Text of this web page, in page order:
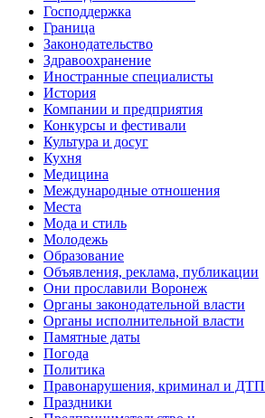
Господдержка
Граница
Законодательство
Здравоохранение
Иностранные специалисты
История
Компании и предприятия
Конкурсы и фестивали
Культура и досуг
Кухня
Медицина
Международные отношения
Места
Мода и стиль
Молодежь
Образование
Объявления, реклама, публикации
Они прославили Воронеж
Органы законодательной власти
Органы исполнительной власти
Памятные даты
Погода
Политика
Правонарушения, криминал и ДТП
Праздники